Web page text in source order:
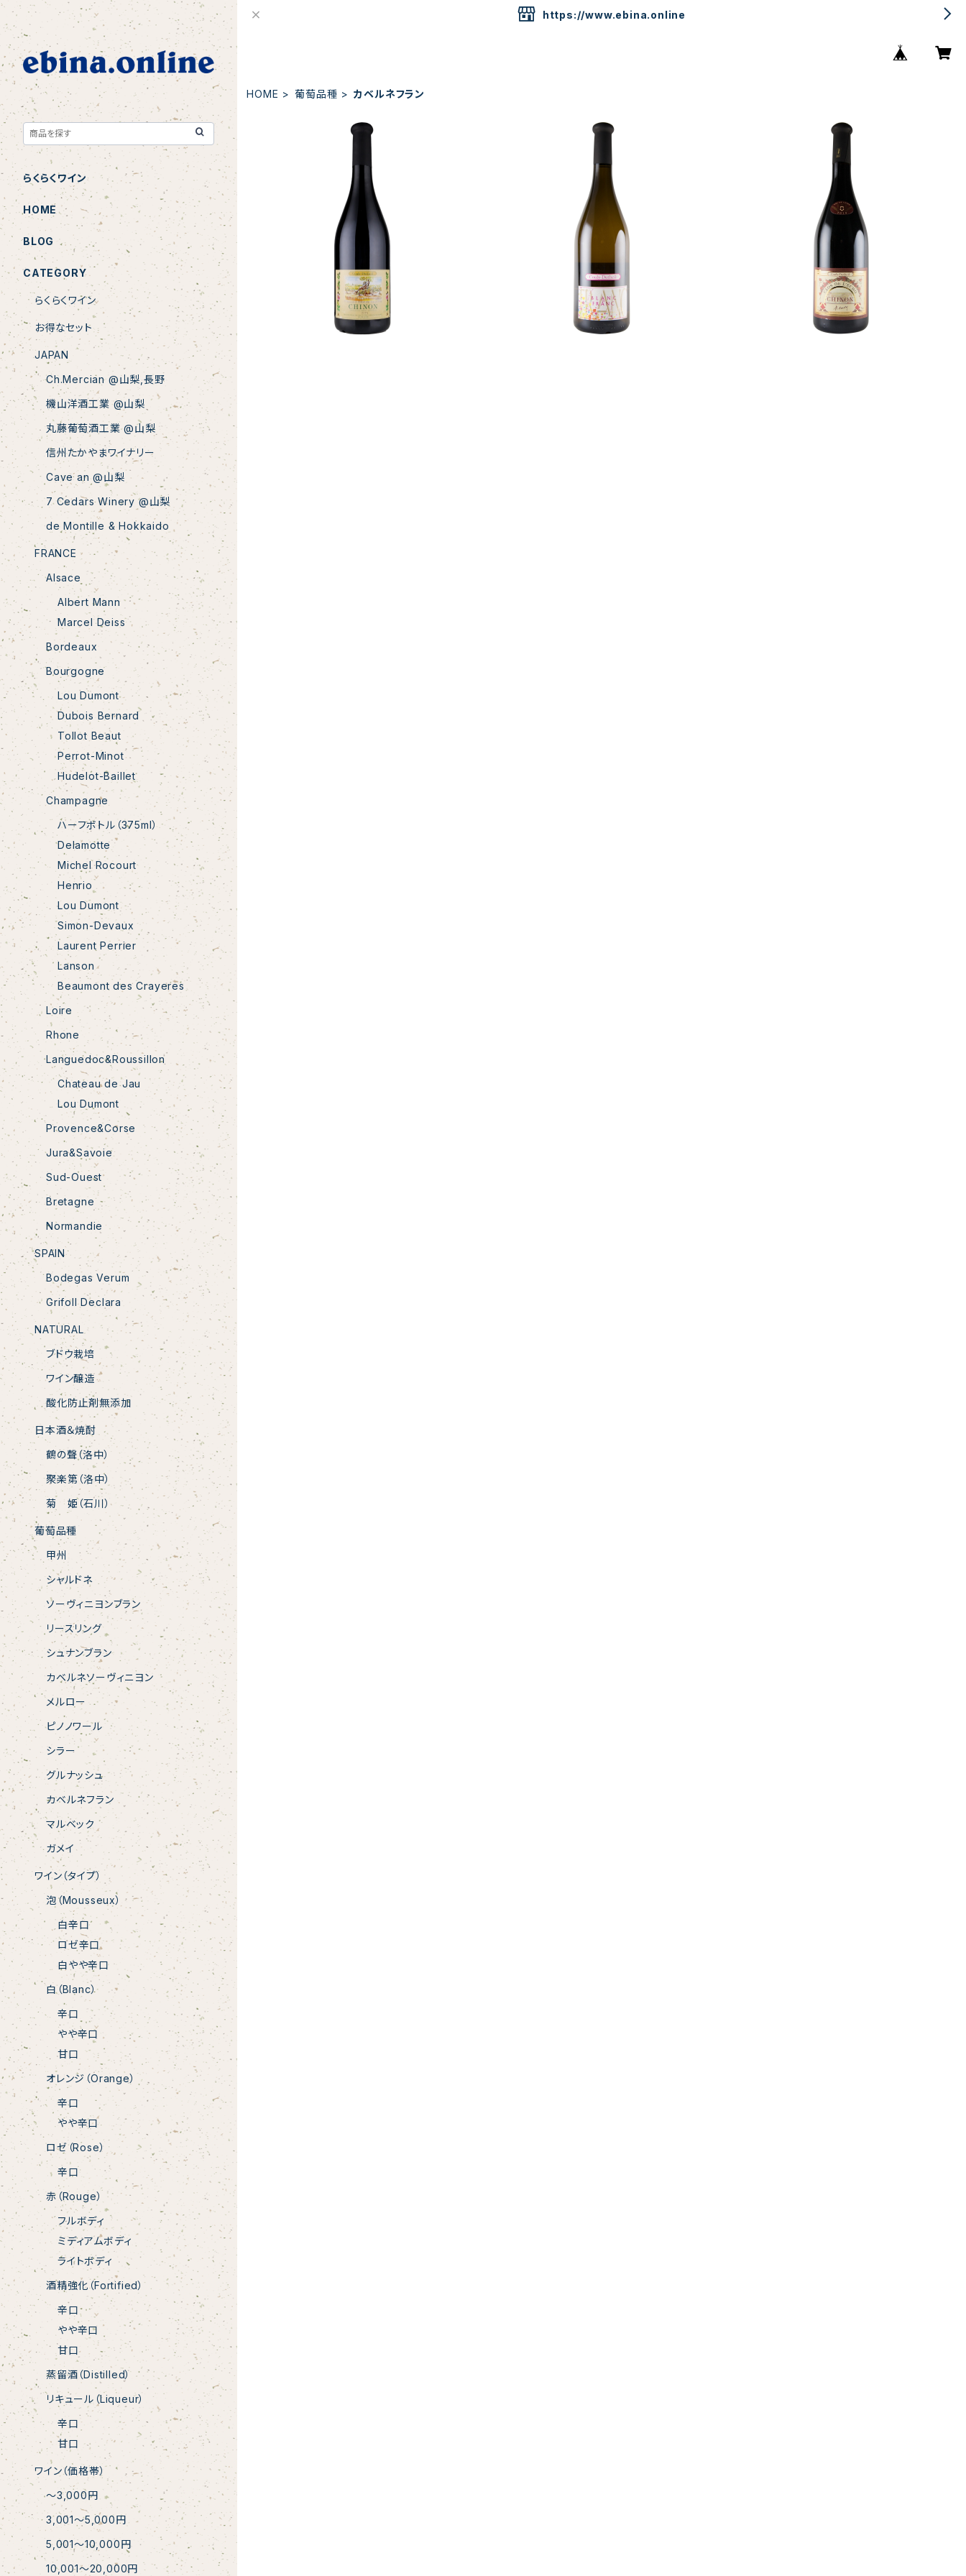
https://www.ebina.online
HOME 葡萄品種 カベルネフラン
2022 Chinon Rouge "Les Gravières"
/ Couly Dutheil
¥4,180
2022 Blanc de Franc / Couly Dutheil
¥4,180
2018 Chinon "Clos de l'Echo" / Couly
Dutheil
¥7,480
らくらくワイン
HOME
BLOG
CATEGORY
らくらくワイン
お得なセット
JAPAN
Ch.Mercian @山梨,長野
機山洋酒工業 @山梨
丸藤葡萄酒工業 @山梨
信州たかやまワイナリー
Cave an @山梨
7 Cedars Winery @山梨
de Montille & Hokkaido
FRANCE
Alsace
Albert Mann
Marcel Deiss
Bordeaux
Bourgogne
Lou Dumont
Dubois Bernard
Tollot Beaut
Perrot-Minot
Hudelot-Baillet
Champagne
ハーフボトル（375ml）
Delamotte
Michel Rocourt
Henrio
Lou Dumont
Simon-Devaux
Laurent Perrier
Lanson
Beaumont des Crayeres
Loire
Rhone
Languedoc&Roussillon
Chateau de Jau
Lou Dumont
Provence&Corse
Jura&Savoie
Sud-Ouest
Bretagne
Normandie
SPAIN
Bodegas Verum
Grifoll Declara
NATURAL
ブドウ栽培
ワイン醸造
酸化防止剤無添加
日本酒＆焼酎
鶴の聲（洛中）
聚楽第（洛中）
菊 姫（石川）
葡萄品種
甲州
シャルドネ
ソーヴィニヨンブラン
リースリング
シュナンブラン
カベルネソーヴィニヨン
メルロー
ピノノワール
シラー
グルナッシュ
カベルネフラン
マルベック
ガメイ
ワイン（タイプ）
泡（Mousseux）
白辛口
ロゼ辛口
白やや辛口
白（Blanc）
辛口
やや辛口
甘口
オレンジ（Orange）
辛口
やや辛口
ロゼ（Rose）
辛口
赤（Rouge）
フルボディ
ミディアムボディ
ライトボディ
酒精強化（Fortified）
辛口
やや辛口
甘口
蒸留酒（Distilled）
リキュール（Liqueur）
辛口
甘口
ワイン（価格帯）
〜3,000円
3,001〜5,000円
5,001〜10,000円
10,001〜20,000円